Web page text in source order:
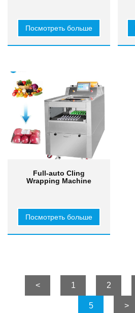
Посмотреть больше
Full-auto Cling
Wrapping Machine
Посмотреть больше
< 1 2
5 >